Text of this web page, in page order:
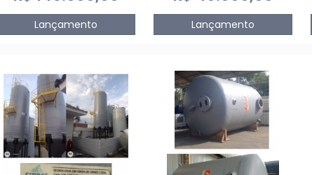
Lançamento Lançamento